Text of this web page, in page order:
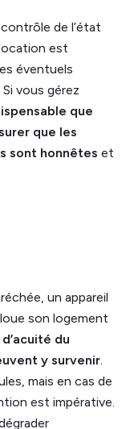
de l’état
est
éventuels
vous gérez
que
que les
sont honnêtes et
un appareil
son logement
du
y survenir.
mais en cas de
est impérative.